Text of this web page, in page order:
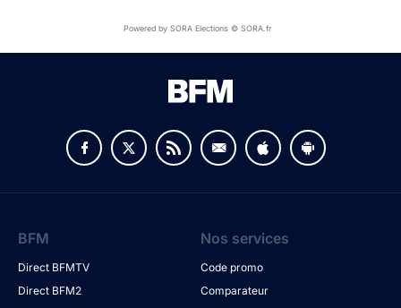
Powered by SORA Elections © SORA.fr
BFM
Direct BFMTV
Direct BFM2
Nos services
Code promo
Comparateur